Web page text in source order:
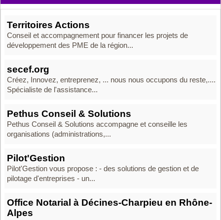
Territoires Actions
Conseil et accompagnement pour financer les projets de
développement des PME de la région...
secef.org
Créez, Innovez, entreprenez, ... nous nous occupons du reste,....
Spécialiste de l'assistance...
Pethus Conseil & Solutions
Pethus Conseil & Solutions accompagne et conseille les
organisations (administrations,...
Pilot'Gestion
Pilot'Gestion vous propose : - des solutions de gestion et de
pilotage d'entreprises - un...
Office Notarial à Décines-Charpieu en Rhône-
Alpes